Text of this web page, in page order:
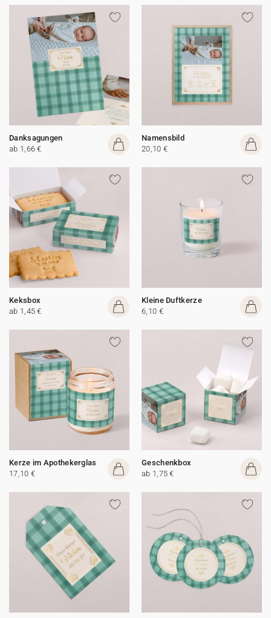
Danksagungen
ab 1,66 €
Namensbild
20,10 €
Keksbox
ab 1,45 €
Kleine Duftkerze
6,10 €
Kerze im Apothekerglas
17,10 €
Geschenkbox
ab 1,75 €